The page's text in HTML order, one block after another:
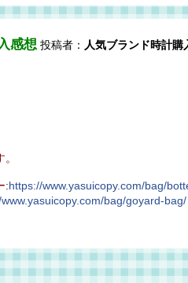
感想 投稿者： 人気ブランド時計購
:https://www.yasuicopy.com/bag/
bag/goyard-bag/